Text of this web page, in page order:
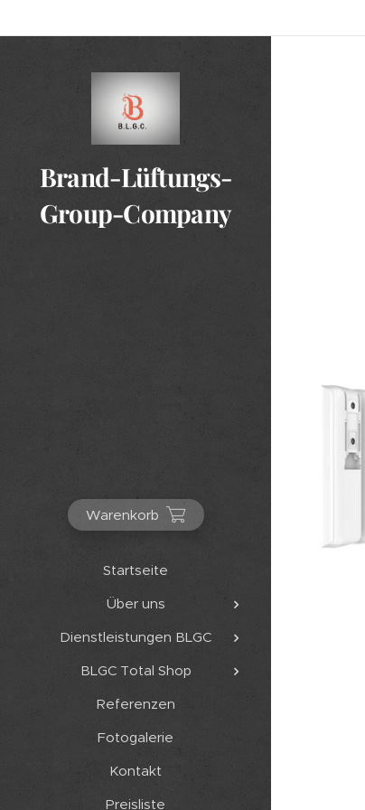
Brand-Lüftungs-
Group-Company
Warenkorb
Startseite
Über uns
Dienstleistungen BLGC
BLGC Total Shop
Referenzen
Fotogalerie
Kontakt
Preisliste